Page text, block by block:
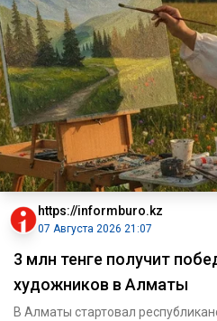
https://informburo.kz
07 Августа 2026 21:07
3 млн тенге получит
художников в Алматы
В Алматы стартовал